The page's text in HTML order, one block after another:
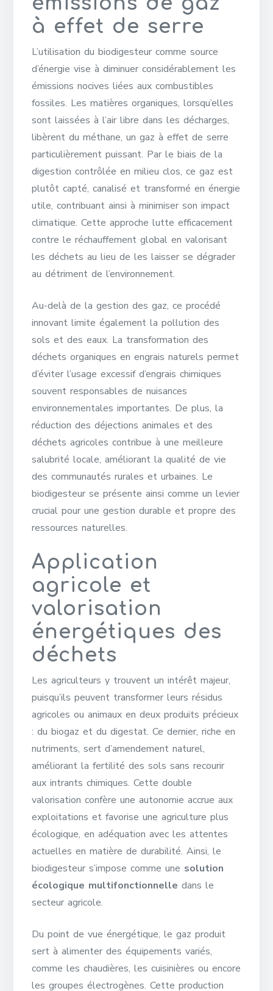
à effet de serre
L’utilisation du biodigesteur comme source
d’énergie vise à diminuer considérablement les
émissions nocives liées aux combustibles
fossiles. Les matières organiques, lorsqu’elles
sont laissées à l’air libre dans les décharges,
libèrent du méthane, un gaz à effet de serre
particulièrement puissant. Par le biais de la
digestion contrôlée en milieu clos, ce gaz est
plutôt capté, canalisé et transformé en énergie
utile, contribuant ainsi à minimiser son impact
climatique. Cette approche lutte efficacement
contre le réchauffement global en valorisant
les déchets au lieu de les laisser se dégrader
au détriment de l’environnement.
Au-delà de la gestion des gaz, ce procédé
innovant limite également la pollution des
sols et des eaux. La transformation des
déchets organiques en engrais naturels permet
d’éviter l’usage excessif d’engrais chimiques
souvent responsables de nuisances
environnementales importantes. De plus, la
réduction des déjections animales et des
déchets agricoles contribue à une meilleure
salubrité locale, améliorant la qualité de vie
des communautés rurales et urbaines. Le
biodigesteur se présente ainsi comme un levier
crucial pour une gestion durable et propre des
ressources naturelles.
Application
agricole et
valorisation
énergétiques des
déchets
Les agriculteurs y trouvent un intérêt majeur,
puisqu’ils peuvent transformer leurs résidus
agricoles ou animaux en deux produits précieux
: du biogaz et du digestat. Ce dernier, riche en
nutriments, sert d’amendement naturel,
améliorant la fertilité des sols sans recourir
aux intrants chimiques. Cette double
valorisation confère une autonomie accrue aux
exploitations et favorise une agriculture plus
écologique, en adéquation avec les attentes
actuelles en matière de durabilité. Ainsi, le
biodigesteur s’impose comme une solution
écologique multifonctionnelle dans le
secteur agricole.
Du point de vue énergétique, le gaz produit
sert à alimenter des équipements variés,
comme les chaudières, les cuisinières ou encore
les groupes électrogènes. Cette production